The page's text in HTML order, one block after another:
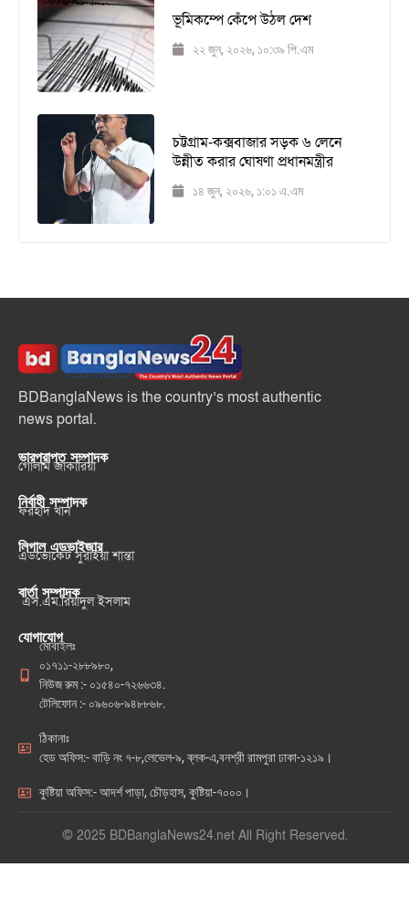
ভূমিকম্পে কেঁপে উঠল দেশ
২২ জুন, ২০২৬, ১০:৩৯ পি.এম
চট্টগ্রাম-কক্সবাজার সড়ক ৬ লেনে
উন্নীত করার ঘোষণা প্রধানমন্ত্রীর
১৪ জুন, ২০২৬, ১:০১ এ.এম
BDBanglaNews is the country’s most authentic
news portal.
ভারপ্রাপ্ত সম্পাদক
গোলাম জাকারিয়া
নির্বাহী সম্পাদক
ফরহাদ খান
লিগাল এডভাইজার
এডভোকেট সুরাইয়া শান্তা
বার্তা সম্পাদক
এস.এম.রিয়াদুল ইসলাম
যোগাযোগ
মোবাইলঃ
০১৭১১-২৮৮৯৮০,
নিউজ রুম :- ০১৫৪০-৭২৬৬৩৪.
টেলিফোন :- ০৯৬০৬-৯৪৮৮৬৮.
ঠিকানাঃ
হেড অফিস:- বাড়ি নং ৭-৮,লেভেল-৯, ব্লক-এ,বনশ্রী রামপুরা ঢাকা-১২১৯।
কুষ্টিয়া অফিস:- আদর্শ পাড়া, চৌড়হাস, কুষ্টিয়া-৭০০০।
© 2025 BDBanglaNews24.net All Right Reserved.